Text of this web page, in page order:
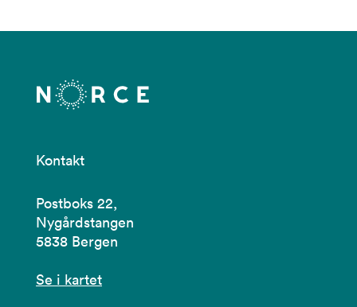
Kontakt
Postboks 22,
Nygårdstangen
5838 Bergen
Se i kartet